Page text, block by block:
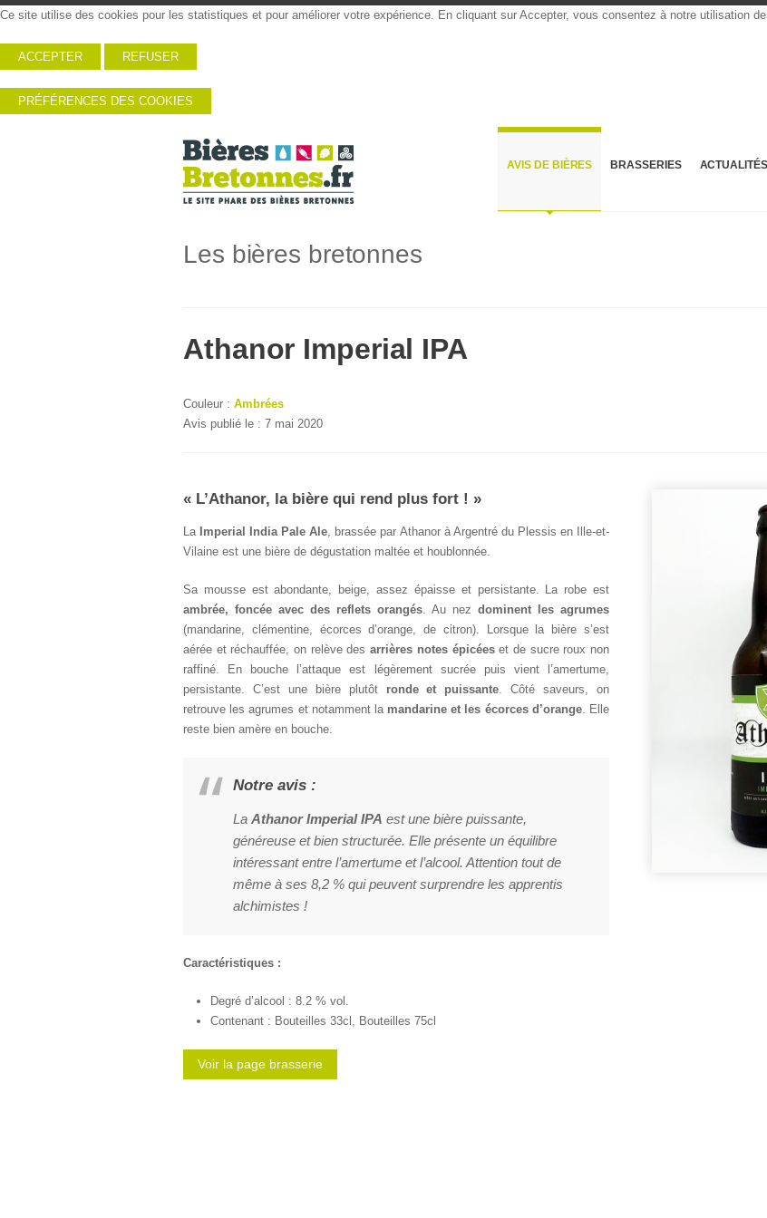
Ce site utilise des cookies pour les statistiques et pour améliorer votre expérience. En cliquant sur Accepter, vous consentez à notre utilisation
ACCEPTER REFUSER
PRÉFÉRENCES DES COOKIES
AVIS DE BIÈRES BRASSERIES ACTUALITÉS
Les bières bretonnes
Athanor Imperial IPA
Couleur : Ambrées
Avis publié le : 7 mai 2020
« L’Athanor, la bière qui rend plus fort ! »
La Imperial India Pale Ale, brassée par Athanor à Argentré du Plessis en Ille-et-
Vilaine est une bière de dégustation maltée et houblonnée.
Sa mousse est abondante, beige, assez épaisse et persistante. La robe est
ambrée, foncée avec des reflets orangés. Au nez dominent les agrumes
(mandarine, clémentine, écorces d’orange, de citron). Lorsque la bière s’est
aérée et réchauffée, on relève desarrières notes épicéeset de sucre roux non
raffiné. En bouche l’attaque est légèrement sucrée puis vient l’amertume,
persistante. C’est une bière plutôt ronde et puissante. Côté saveurs, on
retrouve les agrumes et notamment la mandarine et les écorces d’orange. Elle
reste bien amère en bouche.
Notre avis :
La Athanor Imperial IPA est une bière puissante,
généreuse et bien structurée. Elle présente un équilibre
intéressant entre l’amertume et l’alcool. Attention tout de
même à ses 8,2 % qui peuvent surprendre les apprentis
alchimistes !
Caractéristiques :
Degré d’alcool : 8.2 % vol.
Contenant : Bouteilles 33cl, Bouteilles 75cl
Voir la page brasserie